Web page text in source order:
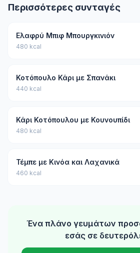
Περισσότερες συνταγές
Ελαφρύ Μπιφ Μπουργκινιόν
480 kcal
Κοτόπουλο Κάρι με Σπανάκι
440 kcal
Κάρι Κοτόπουλου με Κουνουπίδι
480 kcal
Τέμπε με Κινόα και Λαχανικά
460 kcal
Ένα πλάνο γευμάτων
εσάς σε